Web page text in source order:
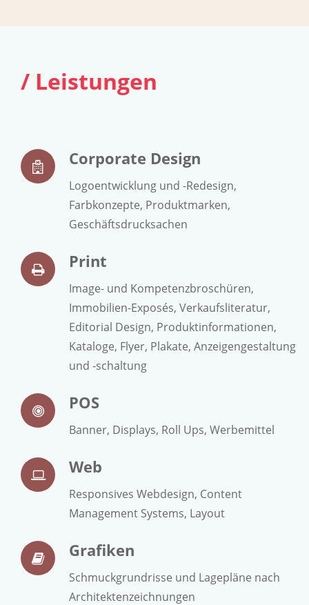
/ Leistungen
Corporate Design
Logoentwicklung und -Redesign,
Farbkonzepte, Produktmarken,
Geschäftsdrucksachen
Print
Image- und Kompetenzbroschüren,
Immobilien-Exposés, Verkaufsliteratur,
Editorial Design, Produktinformationen,
Kataloge, Flyer, Plakate, Anzeigengestaltung
und -schaltung
POS
Banner, Displays, Roll Ups, Werbemittel
Web
Responsives Webdesign, Content
Management Systems, Layout
Grafiken
Schmuckgrundrisse und Lagepläne nach
Architektenzeichnungen